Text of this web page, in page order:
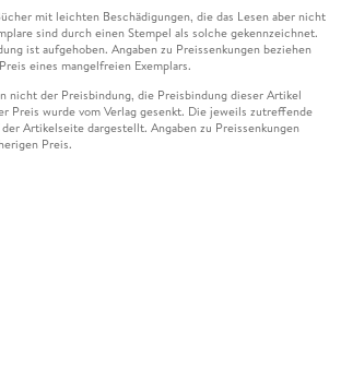
mit leichten Beschädigungen, die das Lesen aber nicht
sind durch einen Stempel als solche gekennzeichnet.
ist aufgehoben. Angaben zu Preissenkungen beziehen
eines mangelfreien Exemplars.
nicht der Preisbindung, die Preisbindung dieser Artikel
Preis wurde vom Verlag gesenkt. Die jeweils zutreffende
Artikelseite dargestellt. Angaben zu Preissenkungen
Preis.